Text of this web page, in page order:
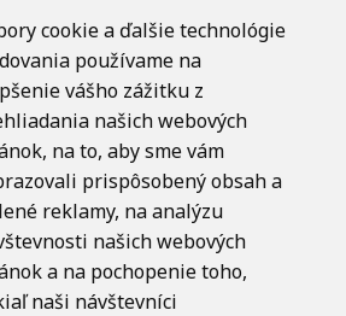
cookie a ďalšie technológie
používame na
vášho zážitku z
našich webových
na to, aby sme vám
prispôsobený obsah a
reklamy, na analýzu
našich webových
a na pochopenie toho,
naši návštevníci
dohľad nad spracovaním osobných údajov
firma EuroTRADING s.r.o., a v súlade s §
článkom č.37 NARIADENIA EURÓPSKEHO
2016/679, nám poskytuje zodpovednú osobu,
adrese zo@eurotrading.sk. Viac informácií
zo